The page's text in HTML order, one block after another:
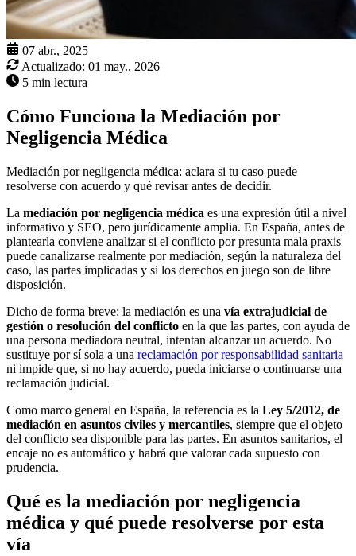
07 abr., 2025
Actualizado: 01 may., 2026
5 min lectura
Cómo Funciona la Mediación por
Negligencia Médica
Mediación por negligencia médica: aclara si tu caso puede
resolverse con acuerdo y qué revisar antes de decidir.
La mediación por negligencia médica es una expresión útil a nivel
informativo y SEO, pero jurídicamente amplia. En España, antes de
plantearla conviene analizar si el conflicto por presunta mala praxis
puede canalizarse realmente por mediación, según la naturaleza del
caso, las partes implicadas y si los derechos en juego son de libre
disposición.
Dicho de forma breve: la mediación es una vía extrajudicial de
gestión o resolución del conflicto en la que las partes, con ayuda de
una persona mediadora neutral, intentan alcanzar un acuerdo. No
sustituye por sí sola a una reclamación por responsabilidad sanitaria
ni impide que, si no hay acuerdo, pueda iniciarse o continuarse una
reclamación judicial.
Como marco general en España, la referencia es la Ley 5/2012, de
mediación en asuntos civiles y mercantiles, siempre que el objeto
del conflicto sea disponible para las partes. En asuntos sanitarios, el
encaje no es automático y habrá que valorar cada supuesto con
prudencia.
Qué es la mediación por negligencia
médica y qué puede resolverse por esta
vía